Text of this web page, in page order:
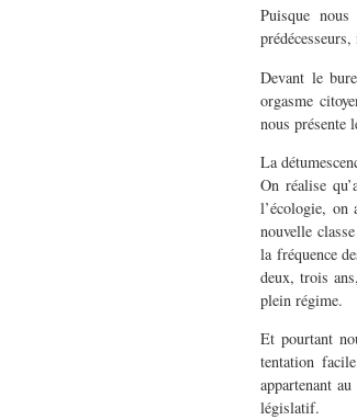
Puisque
Devant le
orgasme
nous présente
La
On réalise
l’écologie,
nouvelle
la fréquence
deux, trois
plein régime.
Et pourtant
tentation
appartenant
législatif.